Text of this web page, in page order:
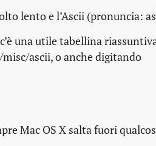
lento e l’Ascii (pronuncia:
una utile tabellina
ascii, o anche digitando
Mac OS X salta fuori